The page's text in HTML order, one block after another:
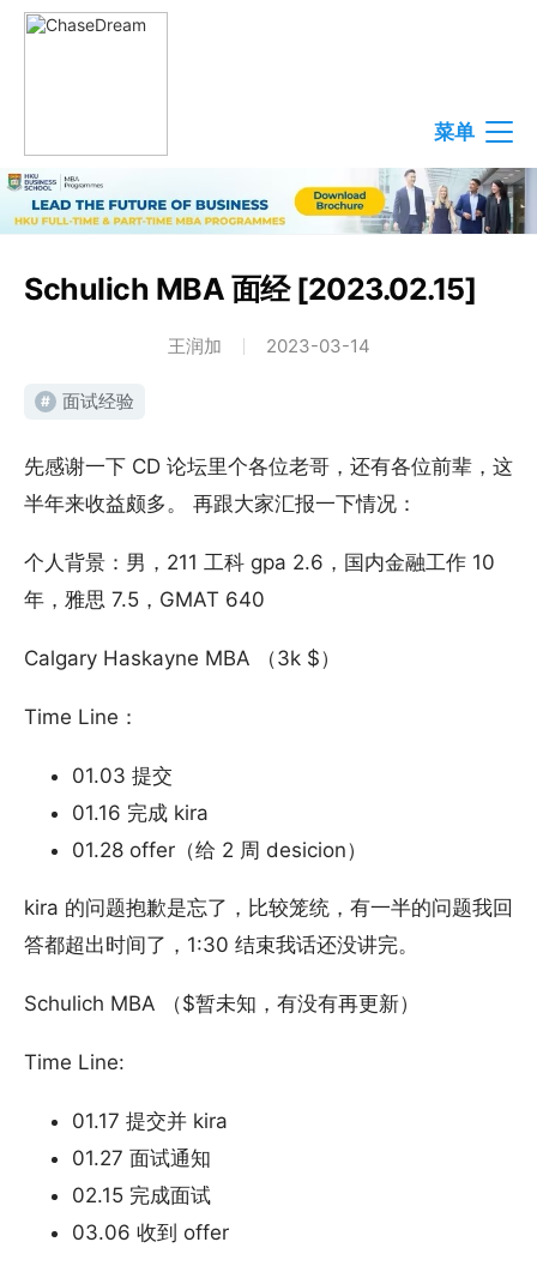
菜单
Schulich MBA 面经 [2023.02.15]
王润加 2023-03-14
# 面试经验
先感谢一下 CD 论坛里个各位老哥，还有各位前辈，这
半年来收益颇多。 再跟大家汇报一下情况：
个人背景：男，211 工科 gpa 2.6，国内金融工作 10
年，雅思 7.5，GMAT 640
Calgary Haskayne MBA （3k $）
Time Line：
01.03 提交
01.16 完成 kira
01.28 offer（给 2 周 desicion）
kira 的问题抱歉是忘了，比较笼统，有一半的问题我回
答都超出时间了，1:30 结束我话还没讲完。
Schulich MBA （$暂未知，有没有再更新）
Time Line:
01.17 提交并 kira
01.27 面试通知
02.15 完成面试
03.06 收到 offer